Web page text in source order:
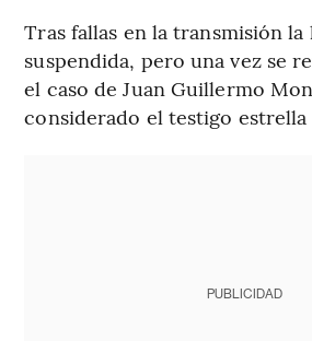
Tras fallas en la transmisión
suspendida, pero una vez se
el caso de Juan Guillermo
considerado el testigo estrella
PUBLICIDAD